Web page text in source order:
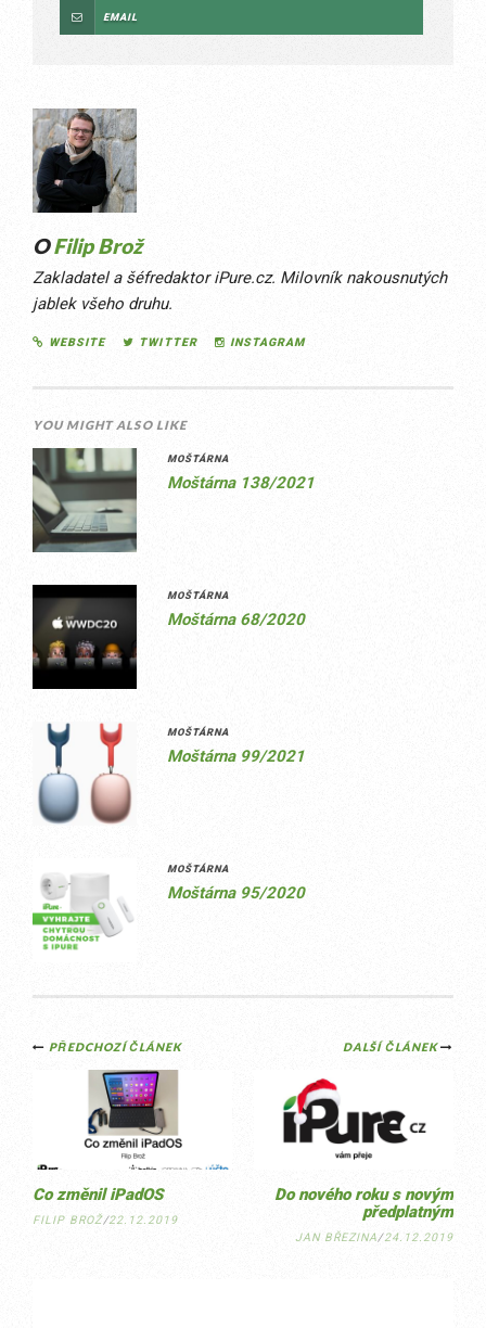
EMAIL
O Filip Brož
Zakladatel a šéfredaktor iPure.cz. Milovník nakousnutých
jablek všeho druhu.
WEBSITE TWITTER INSTAGRAM
YOU MIGHT ALSO LIKE
MOŠTÁRNA
Moštárna 138/2021
MOŠTÁRNA
Moštárna 68/2020
MOŠTÁRNA
Moštárna 99/2021
MOŠTÁRNA
Moštárna 95/2020
Post
navigation
DALŠÍ ČLÁNEK
Do nového roku s novým
předplatným
JAN BŘEZINA/24.12.2019
PŘEDCHOZÍ ČLÁNEK
Co změnil iPadOS
FILIP BROŽ/22.12.2019